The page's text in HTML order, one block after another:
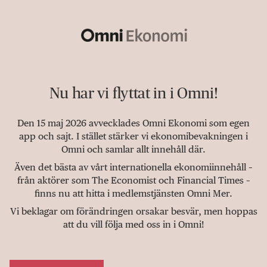
Nu har vi flyttat in i Omni!
Den 15 maj 2026 avvecklades Omni Ekonomi som egen
app och sajt. I stället stärker vi ekonomibevakningen i
Omni och samlar allt innehåll där.
Även det bästa av vårt internationella ekonomiinnehåll –
från aktörer som The Economist och Financial Times –
finns nu att hitta i medlemstjänsten Omni Mer.
Vi beklagar om förändringen orsakar besvär, men hoppas
att du vill följa med oss in i Omni!